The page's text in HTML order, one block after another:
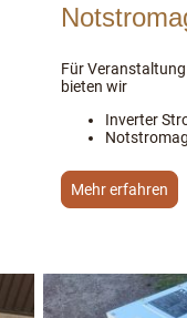
Für
bieten wir
Inverter
Mehr erfahren